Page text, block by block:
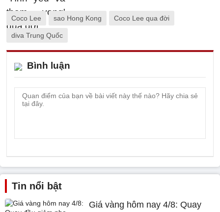
Coco Lee sao Hong Kong Coco Lee qua đời
diva Trung Quốc
Bình luận
Tin nổi bật
Giá vàng hôm nay 4/8: Quay